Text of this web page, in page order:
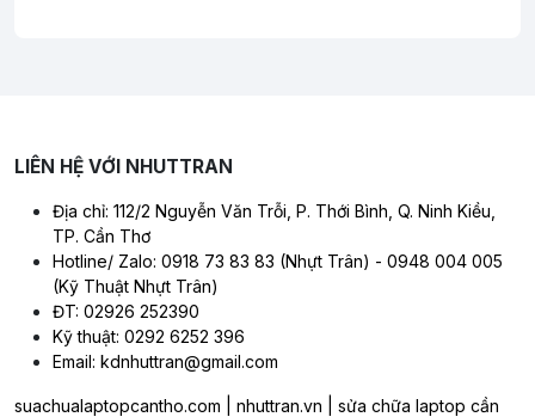
LIÊN HỆ VỚI NHUTTRAN
Địa chỉ: 112/2 Nguyễn Văn Trỗi, P. Thới Bình, Q. Ninh Kiều,
TP. Cần Thơ
Hotline/ Zalo: 0918 73 83 83 (Nhựt Trân) - 0948 004 005
(Kỹ Thuật Nhựt Trân)
ĐT: 02926 252390
Kỹ thuật: 0292 6252 396
Email: kdnhuttran@gmail.com
suachualaptopcantho.com | nhuttran.vn | sửa chữa laptop cần